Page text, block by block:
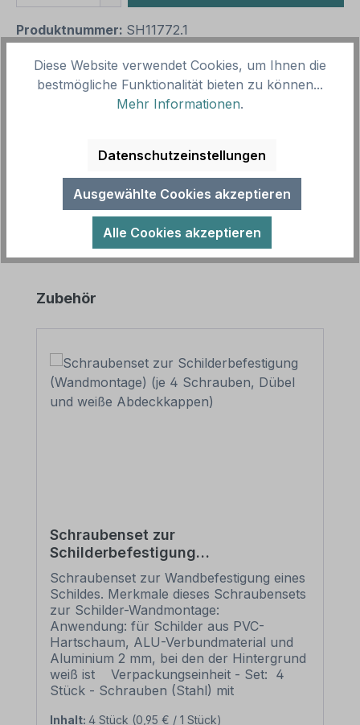
Produktnummer: SH11772.1
Ringen. Hochzeitsschilder runden den großen Tag
Produktgalerie überspringen
Zubehör
Schraubenset zur
Schilderbefestigung
(Wandmontage) (je 4 Schrauben,
Dübel und weiße Abdeckkappen)
Schraubenset zur Wandbefestigung eines
Schildes. Merkmale dieses Schraubensets
zur Schilder-Wandmontage:
Anwendung: für Schilder aus PVC-
Hartschaum, ALU-Verbundmaterial und
Aluminium 2 mm, bei den der Hintergrund
weiß ist Verpackungseinheit - Set: 4
Stück - Schrauben (Stahl) mit
Inhalt: 4 Stück (0,95 € / 1 Stück)
Diese Website verwendet Cookies, um Ihnen die
bestmögliche Funktionalität bieten zu können...
Mehr Informationen.
Datenschutzeinstellungen
Ausgewählte Cookies akzeptieren
Alle Cookies akzeptieren